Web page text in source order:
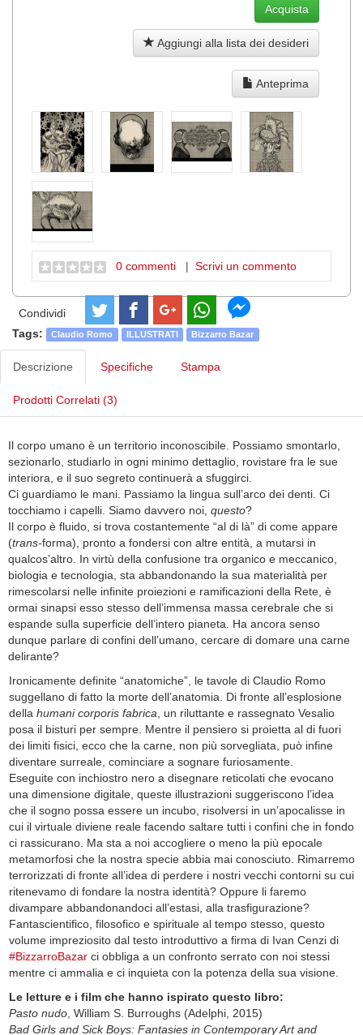
Aggiungi alla lista dei desideri
Anteprima
0 commenti | Scrivi un commento
Condividi
Tags:
Claudio Romo ILLUSTRATI Bizzarro Bazar
Descrizione Specifiche Stampa
Prodotti Correlati (3)
Il corpo umano è un territorio inconoscibile. Possiamo smontarlo,
sezionarlo, studiarlo in ogni minimo dettaglio, rovistare fra le sue
interiora, e il suo segreto continuerà a sfuggirci.
Ci guardiamo le mani. Passiamo la lingua sull’arco dei denti. Ci
tocchiamo i capelli. Siamo davvero noi, questo?
Il corpo è fluido, si trova costantemente “al di là” di come appare
(trans-forma), pronto a fondersi con altre entità, a mutarsi in
qualcos’altro. In virtù della confusione tra organico e meccanico,
biologia e tecnologia, sta abbandonando la sua materialità per
rimescolarsi nelle infinite proiezioni e ramificazioni della Rete, è
ormai sinapsi esso stesso dell’immensa massa cerebrale che si
espande sulla superficie dell’intero pianeta. Ha ancora senso
dunque parlare di confini dell’umano, cercare di domare una carne
delirante?
Ironicamente definite “anatomiche”, le tavole di Claudio Romo
suggellano di fatto la morte dell’anatomia. Di fronte all’esplosione
della humani corporis fabrica, un riluttante e rassegnato Vesalio
posa il bisturi per sempre. Mentre il pensiero si proietta al di fuori
dei limiti fisici, ecco che la carne, non più sorvegliata, può infine
diventare surreale, cominciare a sognare furiosamente.
Eseguite con inchiostro nero a disegnare reticolati che evocano
una dimensione digitale, queste illustrazioni suggeriscono l’idea
che il sogno possa essere un incubo, risolversi in un’apocalisse in
cui il virtuale diviene reale facendo saltare tutti i confini che in fondo
ci rassicurano. Ma sta a noi accogliere o meno la più epocale
metamorfosi che la nostra specie abbia mai conosciuto. Rimarremo
terrorizzati di fronte all’idea di perdere i nostri vecchi contorni su cui
ritenevamo di fondare la nostra identità? Oppure li faremo
divampare abbandonandoci all’estasi, alla trasfigurazione?
Fantascientifico, filosofico e spirituale al tempo stesso, questo
volume impreziosito dal testo introduttivo a firma di Ivan Cenzi di
#BizzarroBazarci obbliga a un confronto serrato con noi stessi
mentre ci ammalia e ci inquieta con la potenza della sua visione.
Le letture e i film che hanno ispirato questo libro:
Pasto nudo, William S. Burroughs (Adelphi, 2015)
Bad Girls and Sick Boys: Fantasies in Contemporary Art and